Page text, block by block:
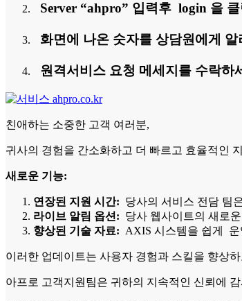
Server “ahpro” 입력후 login 을
화면에 나온 숫자를 상담원에게 알
원격서비스 요청 메세지를 수락하
친애하는 소중한 고객 여러분,
귀사의 경험을 간소화하고 더 빠르고 효율적인
새로운 기능:
연장된 지원 시간: 당사의 서비스 전담 팀
라이브 알림 옵션: 당사 웹사이트의 새로
향상된 기술 자료: AXIS 시스템을 쉽게 운
이러한 업데이트는 사용자 경험과 스킬을 향상
아프로 고객지원팀은 귀하의 지속적인 신뢰에